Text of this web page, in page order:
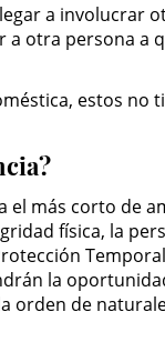
a involucrar
otra persona a
estos no
más corto de
física, la
Temporal
la
orden de